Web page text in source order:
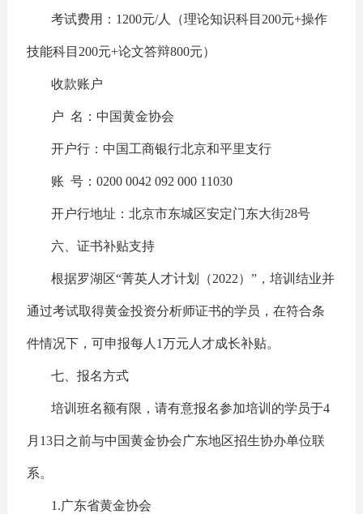
考试费用：1200元/人（理论知识科目200元+操作
技能科目200元+论文答辩800元）
收款账户
户 名：中国黄金协会
开户行：中国工商银行北京和平里支行
账 号：0200 0042 092 000 11030
开户行地址：北京市东城区安定门东大街28号
六、证书补贴支持
根据罗湖区“菁英人才计划（2022）”，培训结业并
通过考试取得黄金投资分析师证书的学员，在符合条
件情况下，可申报每人1万元人才成长补贴。
七、报名方式
培训班名额有限，请有意报名参加培训的学员于4
月13日之前与中国黄金协会广东地区招生协办单位联
系。
1.广东省黄金协会